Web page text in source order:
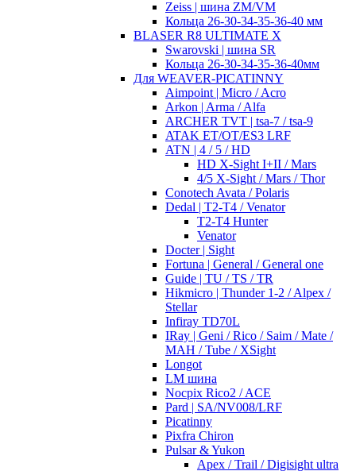
Zeiss | шина ZM/VM
Кольца 26-30-34-35-36-40 мм
BLASER R8 ULTIMATE X
Swarovski | шина SR
Кольца 26-30-34-35-36-40мм
Для WEAVER-PICATINNY
Aimpoint | Micro / Acro
Arkon | Arma / Alfa
ARCHER TVT | tsa-7 / tsa-9
ATAK ET/OT/ES3 LRF
ATN | 4 / 5 / HD
HD X-Sight I+II / Mars
4/5 X-Sight / Mars / Thor
Conotech Avata / Polaris
Dedal | T2-T4 / Venator
T2-T4 Hunter
Venator
Docter | Sight
Fortuna | General / General one
Guide | TU / TS / TR
Hikmicro | Thunder 1-2 / Alpex /
Stellar
Infiray TD70L
IRay | Geni / Rico / Saim / Mate /
MAH / Tube / XSight
Longot
LM шина
Nocpix Rico2 / ACE
Pard | SA/NV008/LRF
Picatinny
Pixfra Chiron
Pulsar & Yukon
Apex / Trail / Digisight ultra